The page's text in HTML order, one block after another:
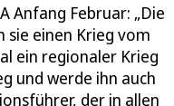
Anfang Februar: „Die
sie einen Krieg vom
ein regionaler Krieg
und werde ihn auch
der in allen